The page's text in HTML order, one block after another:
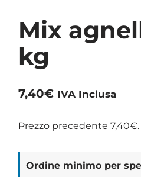
Mix
kg
7,40€ IVA Inclusa
Prezzo precedente7,40€.
Ordine minimo per